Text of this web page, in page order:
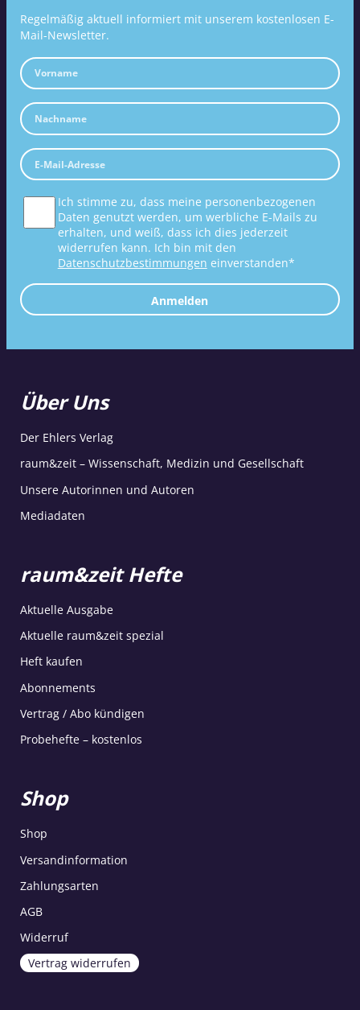
Regelmäßig aktuell informiert mit unserem kostenlosen E-
Mail-Newsletter.
Ich stimme zu, dass meine personenbezogenen
Daten genutzt werden, um werbliche E-Mails zu
erhalten, und weiß, dass ich dies jederzeit
widerrufen kann. Ich bin mit den
Datenschutzbestimmungen einverstanden*
Anmelden
Über Uns
Der Ehlers Verlag
raum&zeit – Wissenschaft, Medizin und Gesellschaft
Unsere Autorinnen und Autoren
Mediadaten
raum&zeit Hefte
Aktuelle Ausgabe
Aktuelle raum&zeit spezial
Heft kaufen
Abonnements
Vertrag / Abo kündigen
Probehefte – kostenlos
Shop
Shop
Versandinformation
Zahlungsarten
AGB
Widerruf
Vertrag widerrufen